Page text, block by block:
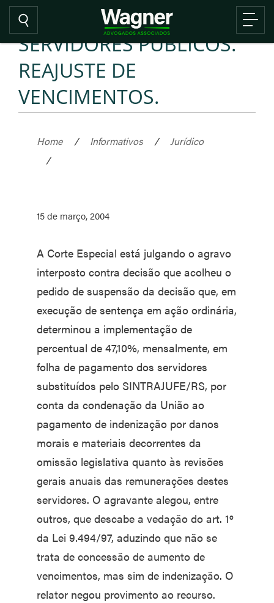
SERVIDORES PÚBLICOS.
REAJUSTE DE
VENCIMENTOS.
Home / Informativos /
Jurídico
/
15 de março, 2004
A Corte Especial está julgando o agravo
interposto contra decisão que acolheu o
pedido de suspensão da decisão que, em
execução de sentença em ação ordinária,
determinou a implementação de
percentual de 47,10%, mensalmente, em
folha de pagamento dos servidores
substituídos pelo SINTRAJUFE/RS, por
conta da condenação da União ao
pagamento de indenização por danos
morais e materiais decorrentes da
omissão legislativa quanto às revisões
gerais anuais das remunerações destes
servidores. O agravante alegou, entre
outros, que descabe a vedação do art. 1º
da Lei 9.494/97, aduzindo que não se
trata de concessão de aumento de
vencimentos, mas sim de indenização. O
relator negou provimento ao recurso.